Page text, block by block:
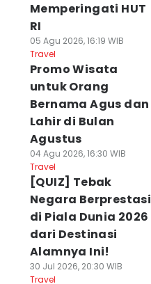
Memperingati HUT
RI
05 Agu 2026, 16:19 WIB
Travel
Promo Wisata
untuk Orang
Bernama Agus dan
Lahir di Bulan
Agustus
04 Agu 2026, 16:30 WIB
Travel
[QUIZ] Tebak
Negara Berprestasi
di Piala Dunia 2026
dari Destinasi
Alamnya Ini!
30 Jul 2026, 20:30 WIB
Travel